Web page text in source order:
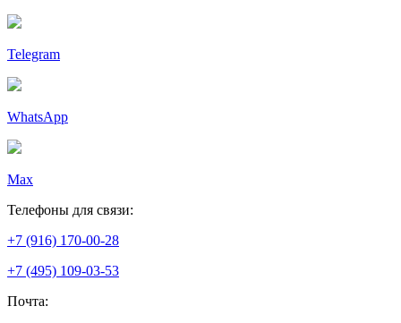
Telegram
WhatsApp
Max
Телефоны для связи:
+7 (916) 170-00-28
+7 (495) 109-03-53
Почта: